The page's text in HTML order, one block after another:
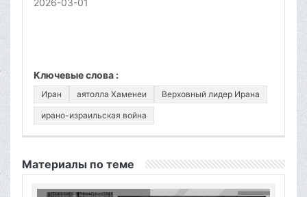
2026-03-01
Ключевые слова :
Иран аятолла Хаменеи Верховный лидер Ирана
ирано-израильская война
Материалы по теме